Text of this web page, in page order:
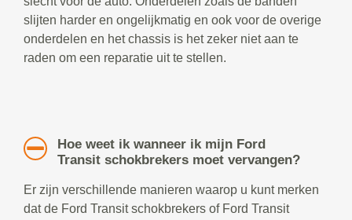
slijten harder en ongelijkmatig en ook voor de overige
onderdelen en het chassis is het zeker niet aan te
raden om een reparatie uit te stellen.
Hoe weet ik wanneer ik mijn Ford
Transit schokbrekers moet vervangen?
Er zijn verschillende manieren waarop u kunt merken
dat de Ford Transit schokbrekers of Ford Transit